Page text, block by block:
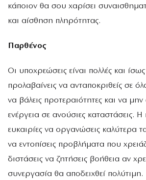
κάποιον θα σου χαρίσει
και αίσθηση πληρότητας.
Παρθένος
Οι υποχρεώσεις είναι πολλές και
προλαβαίνεις να ανταποκριθείς σε
να βάλεις προτεραιότητες και να μην
ενέργεια σε ανούσιες καταστάσεις.
ευκαιρίες να οργανώσεις καλύτερα
να εντοπίσεις προβλήματα που
διστάσεις να ζητήσεις βοήθεια αν
συνεργασία θα αποδειχθεί πολύτιμη.